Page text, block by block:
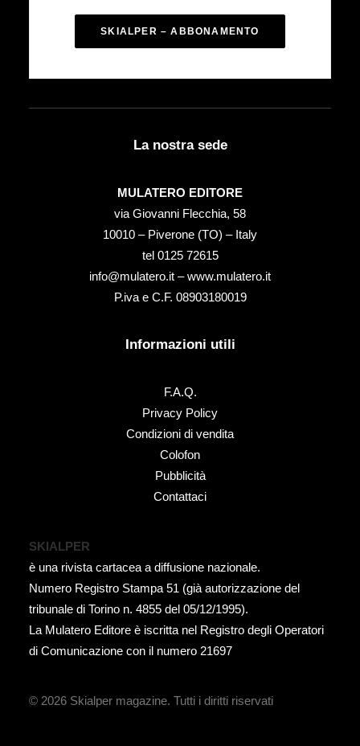
SKIALPER – ABBONAMENTO
La nostra sede
MULATERO EDITORE
via Giovanni Flecchia, 58
10010 – Piverone (TO) – Italy
tel ‭0125 72615‬
info@mulatero.it –www.mulatero.it
P.iva e C.F. 08903180019
Informazioni utili
F.A.Q.
Privacy Policy
Condizioni di vendita
Colofon
Pubblicità
Contattaci
SKIALPER
è una rivista cartacea a diffusione nazionale.
Numero Registro Stampa 51 (già autorizzazione del
tribunale di Torino n. 4855 del 05/12/1995).
La Mulatero Editore è iscritta nel Registro degli Operatori
di Comunicazione con il numero 21697
© 2026 Skialper magazine. Tutti i diritti riservati